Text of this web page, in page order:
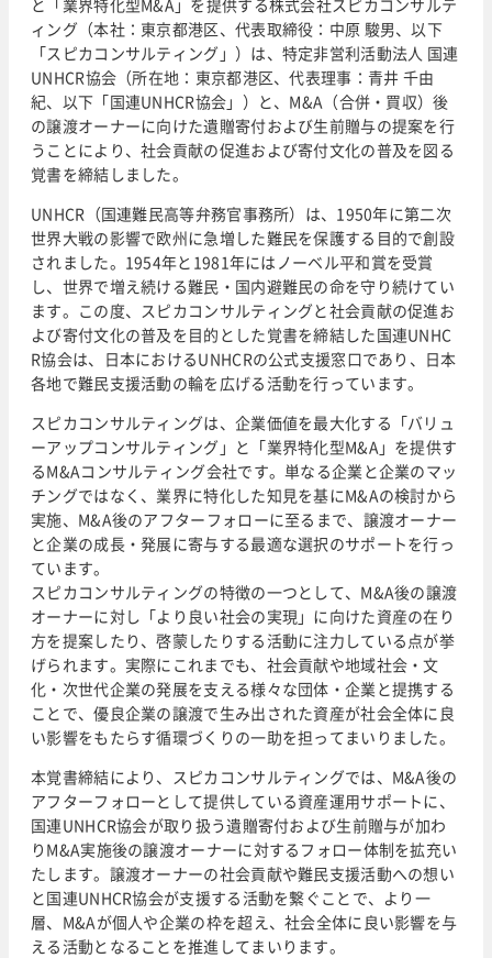
ィング（本社：東京都港区、代表取締役：中原 駿男、以下
「スピカコンサルティング」）は、特定非営利活動法人 国連
UNHCR協会（所在地：東京都港区、代表理事：青井 千由
紀、以下「国連UNHCR協会」）と、M&A（合併・買収）後
の譲渡オーナーに向けた遺贈寄付および生前贈与の提案を行
うことにより、社会貢献の促進および寄付文化の普及を図る
覚書を締結しました。
UNHCR（国連難民高等弁務官事務所）は、1950年に第二次
世界大戦の影響で欧州に急増した難民を保護する目的で創設
されました。1954年と1981年にはノーベル平和賞を受賞
し、世界で増え続ける難民・国内避難民の命を守り続けてい
ます。この度、スピカコンサルティングと社会貢献の促進お
よび寄付文化の普及を目的とした覚書を締結した国連UNHC
R協会は、日本におけるUNHCRの公式支援窓口であり、日本
各地で難民支援活動の輪を広げる活動を行っています。
スピカコンサルティングは、企業価値を最大化する「バリュ
ーアップコンサルティング」と「業界特化型M&A」を提供す
るM&Aコンサルティング会社です。単なる企業と企業のマッ
チングではなく、業界に特化した知見を基にM&Aの検討から
実施、M&A後のアフターフォローに至るまで、譲渡オーナー
と企業の成長・発展に寄与する最適な選択のサポートを行っ
ています。
スピカコンサルティングの特徴の一つとして、M&A後の譲渡
オーナーに対し「より良い社会の実現」に向けた資産の在り
方を提案したり、啓蒙したりする活動に注力している点が挙
げられます。実際にこれまでも、社会貢献や地域社会・文
化・次世代企業の発展を支える様々な団体・企業と提携する
ことで、優良企業の譲渡で生み出された資産が社会全体に良
い影響をもたらす循環づくりの一助を担ってまいりました。
本覚書締結により、スピカコンサルティングでは、M&A後の
アフターフォローとして提供している資産運用サポートに、
国連UNHCR協会が取り扱う遺贈寄付および生前贈与が加わ
りM&A実施後の譲渡オーナーに対するフォロー体制を拡充い
たします。譲渡オーナーの社会貢献や難民支援活動への想い
と国連UNHCR協会が支援する活動を繋ぐことで、より一
層、M&Aが個人や企業の枠を超え、社会全体に良い影響を与
える活動となることを推進してまいります。